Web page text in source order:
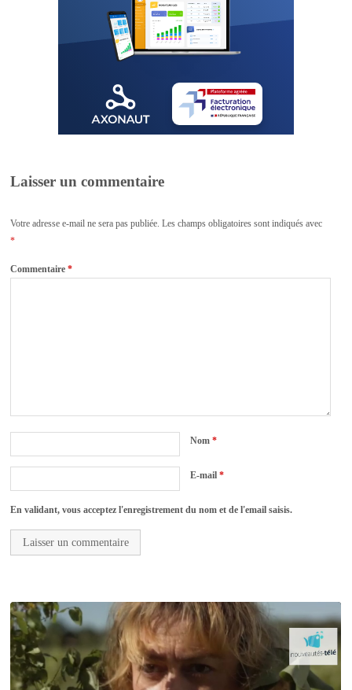
Laisser un commentaire
Votre adresse e-mail ne sera pas publiée. Les champs obligatoires sont indiqués avec
*
Commentaire*
Nom*
E-mail*
En validant, vous acceptez l'enregistrement du nom et de l'email saisis.